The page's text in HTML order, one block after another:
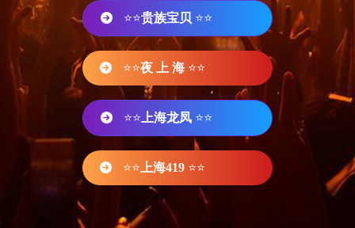
⭐⭐贵族宝贝 ⭐⭐
⭐⭐夜 上 海 ⭐⭐
⭐⭐ 上海龙凤 ⭐⭐
⭐⭐ 上海419 ⭐⭐